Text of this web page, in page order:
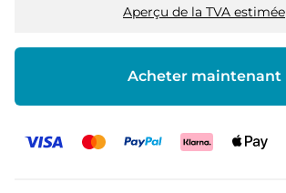
Aperçu de la TVA estimée
Acheter maintenant